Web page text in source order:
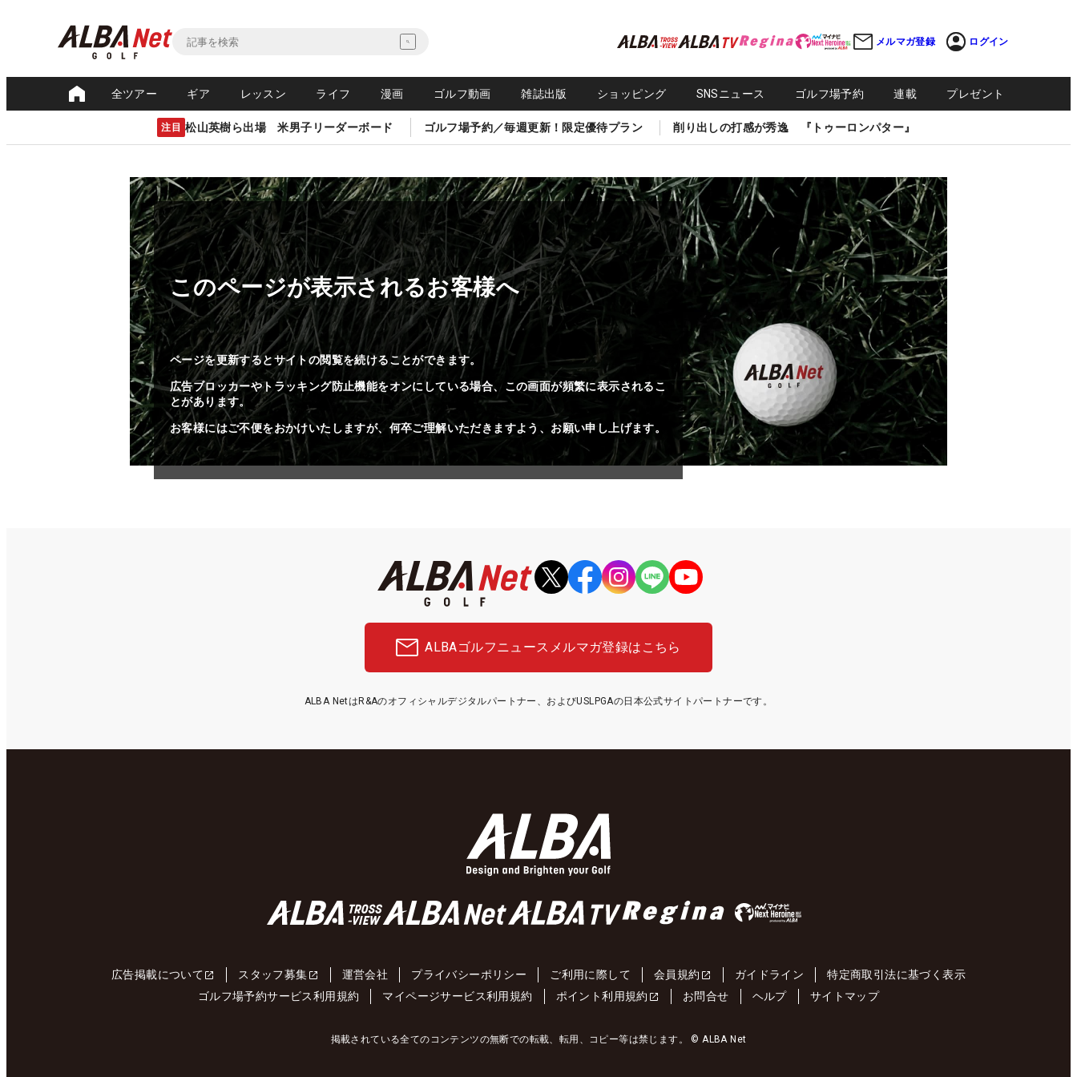
メルマガ登録 ログイン
全ツアー ギア レッスン ライフ 漫画 ゴルフ動画 雑誌出版 ショッピング SNSニュース ゴルフ場予約 連載 プレゼント
注目 松山英樹ら出場 米男子リーダーボード ゴルフ場予約／毎週更新！限定優待プラン 削り出しの打感が秀逸 『トゥーロンパター』
このページが表示されるお客様へ
ページを更新するとサイトの閲覧を続けることができます。
広告ブロッカーやトラッキング防止機能をオンにしている場合、この画面が頻繁に表示されるこ
とがあります。
お客様にはご不便をおかけいたしますが、何卒ご理解いただきますよう、お願い申し上げます。
ALBAゴルフニュース メルマガ登録はこちら
ALBA NetはR&Aのオフィシャルデジタルパートナー、およびUSLPGAの日本公式サイトパートナーです。
広告掲載について スタッフ募集 運営会社 プライバシーポリシー ご利用に際して 会員規約 ガイドライン
特定商取引法に基づく表示
ゴルフ場予約サービス利用規約
マイページサービス利用規約 ポイント利用規約 お問合せ ヘルプ サイトマップ
掲載されている全てのコンテンツの無断での転載、転用、コピー等は禁じます。 © ALBA Net